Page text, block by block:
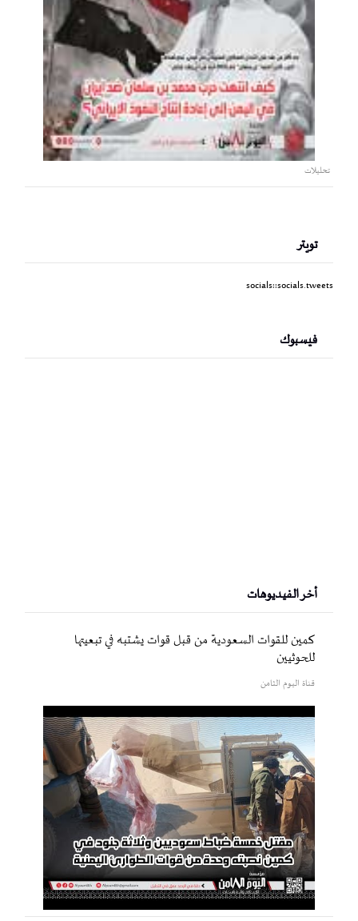
تحليلات
تويتر
socials::socials.tweets
فيسبوك
أخر الفيديوهات
كمين للقوات السعودية من قبل قوات يشتبه في تبعيتها
للحوثيين
قناة اليوم الثامن